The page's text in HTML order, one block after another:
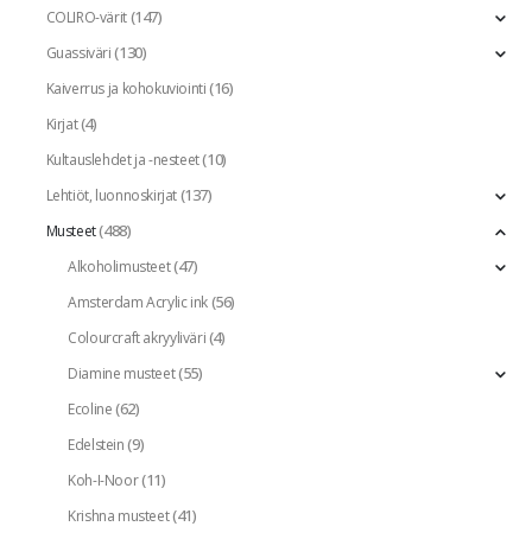
COLIRO-värit(147)
Guassiväri(130)
Kaiverrus ja kohokuviointi(16)
Kirjat(4)
Kultauslehdet ja -nesteet(10)
Lehtiöt, luonnoskirjat(137)
Musteet(488)
Alkoholimusteet(47)
Amsterdam Acrylic ink(56)
Colourcraft akryyliväri(4)
Diamine musteet(55)
Ecoline(62)
Edelstein(9)
Koh-I-Noor(11)
Krishna musteet(41)